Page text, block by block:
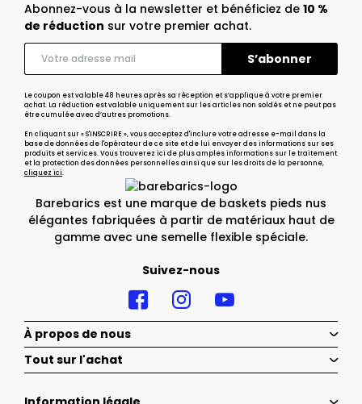
Barebarics est une marque de baskets pieds nus
élégantes fabriquées à partir de matériaux haut de
gamme avec une semelle flexible spéciale.
Suivez-nous
Abonnez-vous à la newsletter et bénéficiez de 10 %
de réduction sur votre premier achat.
Le coupon est valable 48 heures après sa réception et s’applique à votre premier
achat. La réduction est valable uniquement sur les articles non soldés et ne peut pas
être cumulée avec d’autres promotions.
En cliquant sur « S'INSCRIRE », vous acceptez d'inclure votre adresse e-mail dans la
base de données de l'opérateur de ce site et de lui envoyer des informations sur ses
produits et services. Vous trouverez ici de plus amples informations sur le traitement
et la protection des données personnelles ainsi que sur les droits de la personne,
cliquez ici.
À propos de nous
Tout sur l'achat